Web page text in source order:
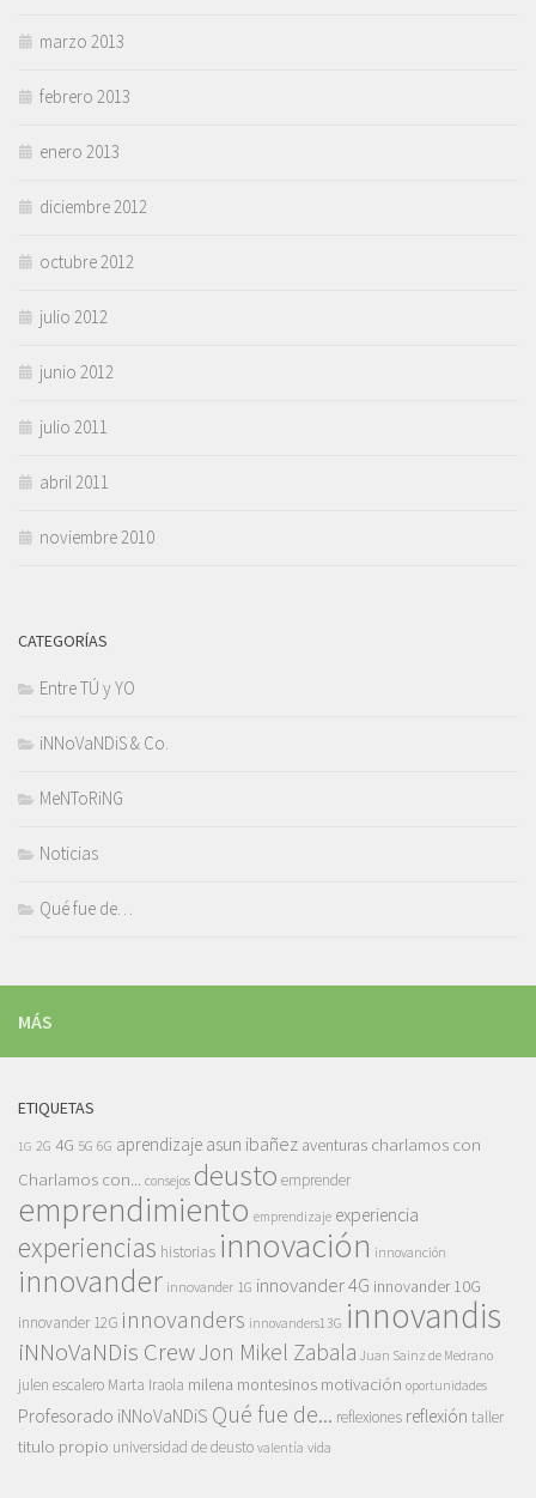
marzo 2013
febrero 2013
enero 2013
diciembre 2012
octubre 2012
julio 2012
junio 2012
julio 2011
abril 2011
noviembre 2010
CATEGORÍAS
Entre TÚ y YO
iNNoVaNDiS & Co.
MeNToRiNG
Noticias
Qué fue de…
MÁS
ETIQUETAS
1G 2G 4G 5G 6G aprendizaje asun ibañez aventuras charlamos con
Charlamos con... consejos deusto emprender
emprendimiento emprendizaje experiencia
experiencias historias innovación innovanción
innovander innovander 1G innovander 4G innovander 10G
innovander 12G innovanders innovanders13G innovandis
iNNoVaNDis CrewJon Mikel Zabala Juan Sainz de Medrano
julen escalero Marta Iraola milena montesinos motivación oportunidades
Profesorado iNNoVaNDiS Qué fue de... reflexiones reflexión taller
titulo propio universidad de deusto valentía vida